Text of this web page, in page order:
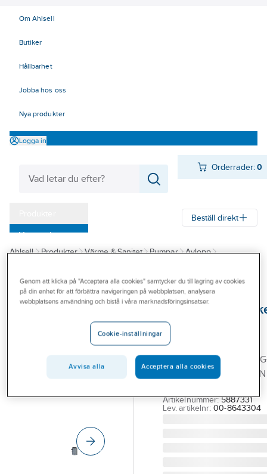
Om Ahlsell
Butiker
Hållbarhet
Jobba hos oss
Nya produkter
Logga in
Orderrader:0
Varumärken
Kampanjer
Outlet
Branscher
Beställ direkt
Ahlsell Produkter Värme & Sanitet Pumpar
Avlopp
XYLEM
C-Mini P-EP-+XX-
08/DXG+, Xylem
C-MINI P-EP-+XX-08/
AVLOPPSPUMPSTATION
Artikelnummer: 5887331
Lev. artikelnr: 00-8643304
Genom att klicka på "Acceptera alla cookies" samtycker du till lagring av cookies
på din enhet för att förbättra navigeringen på webbplatsen, analysera
webbplatsens användning och bistå i våra marknadsföringsinsatser.
Cookie-inställningar
Avvisa alla Acceptera alla cookies